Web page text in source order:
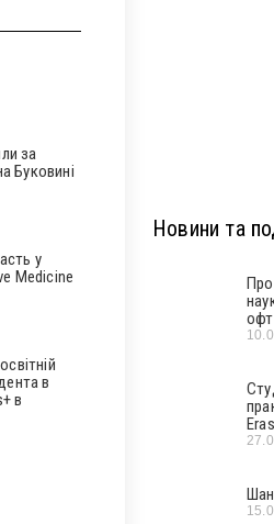
за
Буковині
у
Medicine
в
в
Новини та